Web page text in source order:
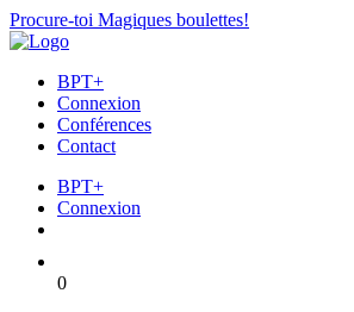
Procure-toi Magiques boulettes!
BPT+
Connexion
Conférences
Contact
BPT+
Connexion
0